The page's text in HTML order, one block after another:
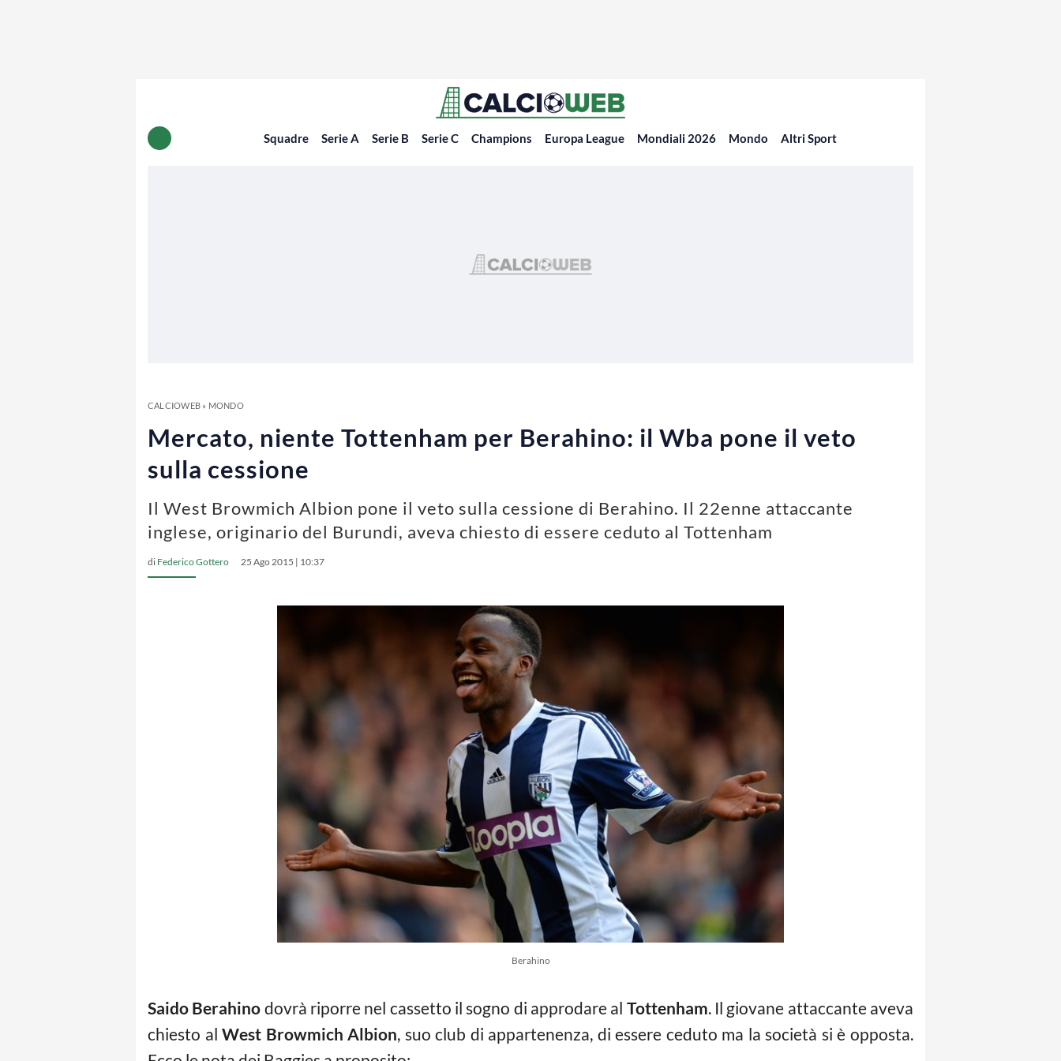
Squadre Serie A Serie B Serie C Champions Europa League Mondiali 2026 Mondo Altri Sport
CALCIOWEB» MONDO
Mercato, niente Tottenham per Berahino: il Wba pone il veto
sulla cessione
Il West Browmich Albion pone il veto sulla cessione di Berahino. Il 22enne attaccante
inglese, originario del Burundi, aveva chiesto di essere ceduto al Tottenham
di Federico Gottero 25 Ago 2015 | 10:37
Berahino
Saido Berahino dovrà riporre nel cassetto il sogno di approdare al Tottenham. Il giovane attaccante aveva
chiesto alWest Browmich Albion, suo club di appartenenza, di essere ceduto ma la società si è opposta.